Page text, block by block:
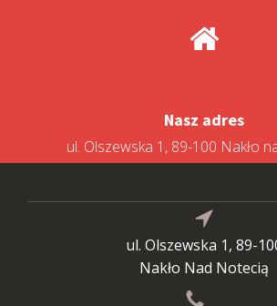
Nasz adres
ul. Olszewska 1, 89-100 Nakło
ul. Olszewska 1, 89-
Nakło Nad Notecią